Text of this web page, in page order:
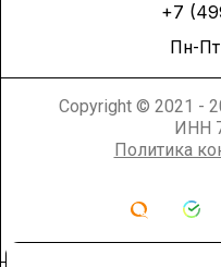
+7
Пн-Пт
Copyright © 2021 -
ИНН
Политика